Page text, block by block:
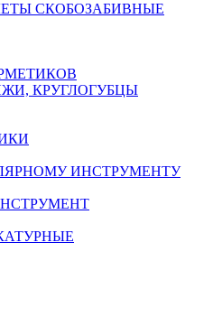
СКОБОЗАБИВНЫЕ
КРУГЛОГУБЦЫ
ИНСТРУМЕНТУ